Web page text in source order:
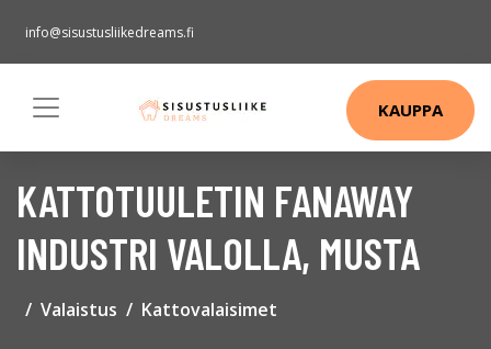
info@sisustusliikedreams.fi
KAUPPA
KATTOTUULETIN FANAWAY
INDUSTRI VALOLLA, MUSTA
Valaistus Kattovalaisimet